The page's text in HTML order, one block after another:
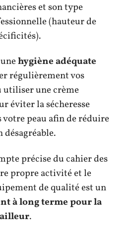
et son type
(hauteur de
hygiène adéquate
régulièrement vos
utiliser une crème
éviter la sécheresse
votre peau afin de réduire
désagréable.
précise du cahier des
propre activité et le
de qualité est un
à long terme pour la
.